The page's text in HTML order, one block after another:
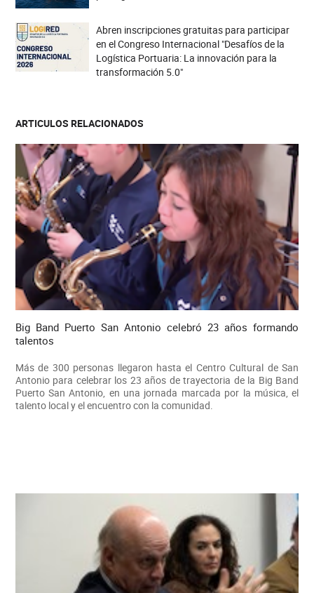
Abren inscripciones gratuitas para participar
en el Congreso Internacional "Desafíos de la
Logística Portuaria: La innovación para la
transformación 5.0"
ARTICULOS RELACIONADOS
Big Band Puerto San Antonio celebró 23 años formando
talentos
Más de 300 personas llegaron hasta el Centro Cultural de San
Antonio para celebrar los 23 años de trayectoria de la Big Band
Puerto San Antonio, en una jornada marcada por la música, el
talento local y el encuentro con la comunidad.